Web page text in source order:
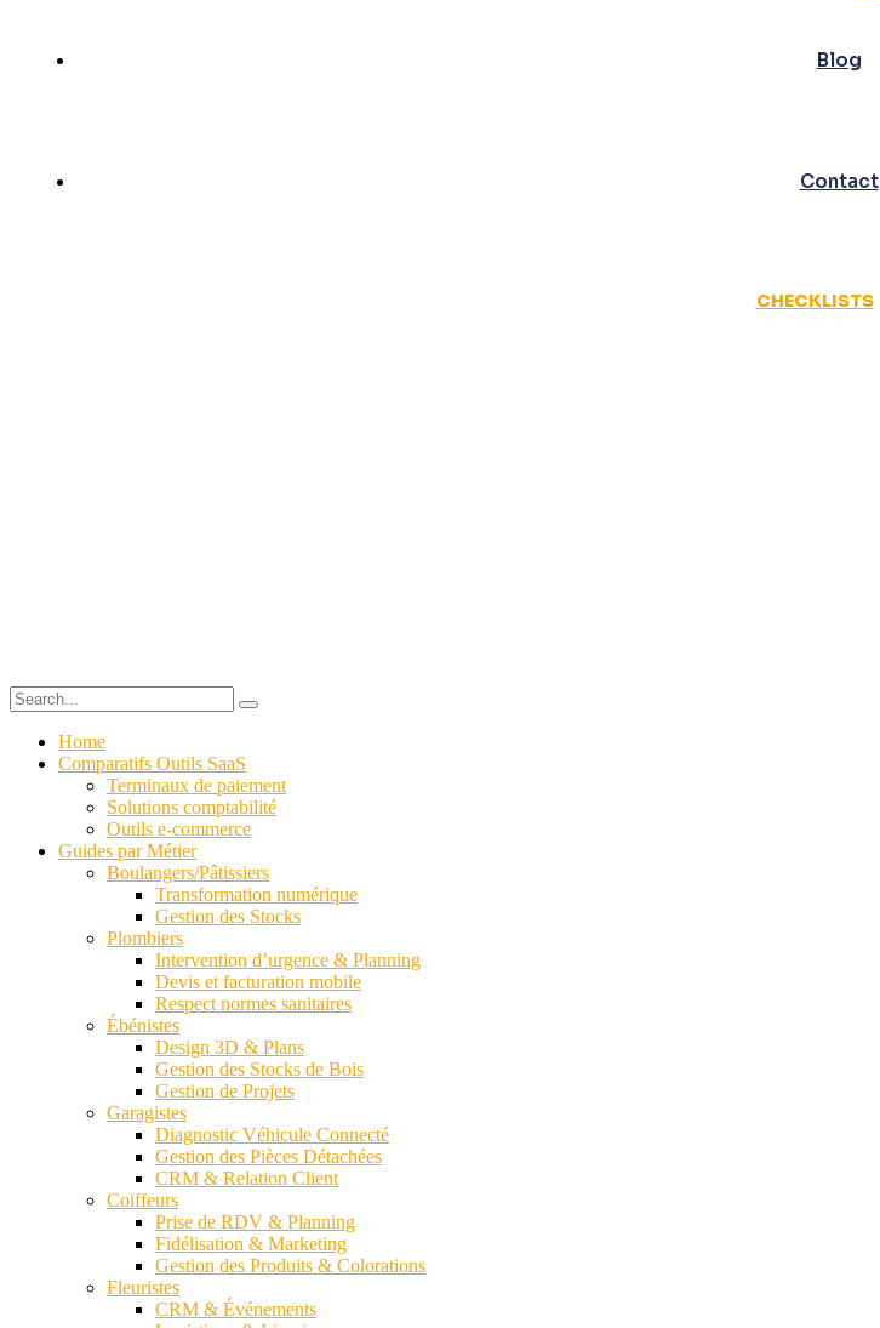
Blog
Contact
CHECKLISTS
Home
Comparatifs Outils SaaS
Terminaux de paiement
Solutions comptabilité
Outils e-commerce
Guides par Métier
Boulangers/Pâtissiers
Transformation numérique
Gestion des Stocks
Plombiers
Intervention d’urgence & Planning
Devis et facturation mobile
Respect normes sanitaires
Ébénistes
Design 3D & Plans
Gestion des Stocks de Bois
Gestion de Projets
Garagistes
Diagnostic Véhicule Connecté
Gestion des Pièces Détachées
CRM & Relation Client
Coiffeurs
Prise de RDV & Planning
Fidélisation & Marketing
Gestion des Produits & Colorations
Fleuristes
CRM & Événements